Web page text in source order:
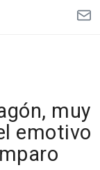
muy
emotivo